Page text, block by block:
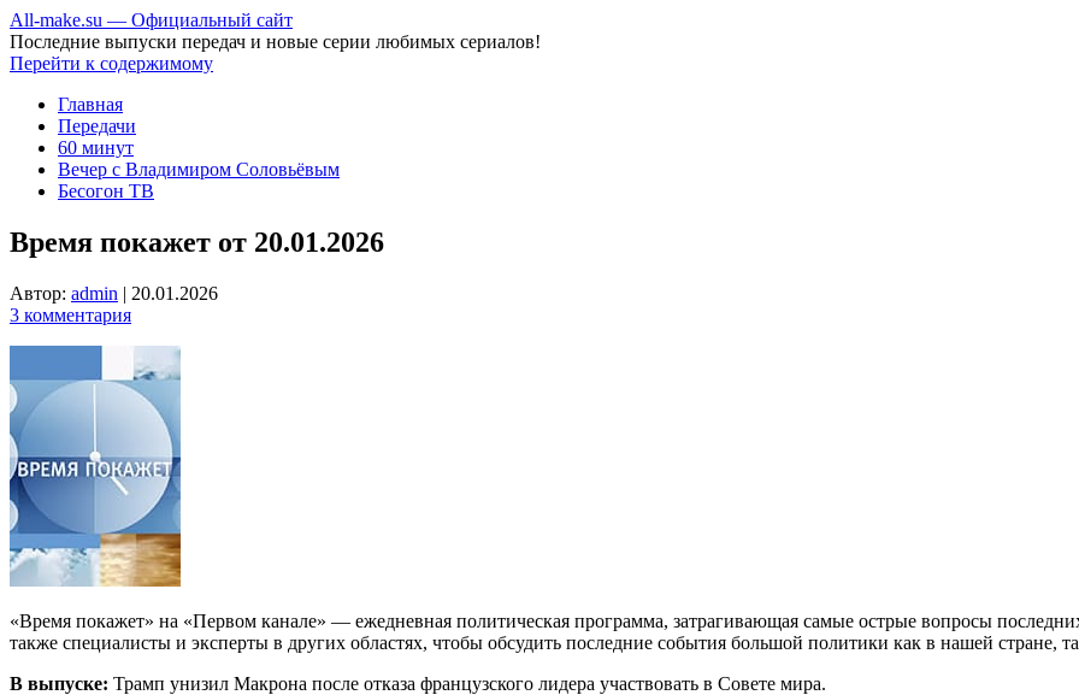
All-make.su — Официальный сайт
Последние выпуски передач и новые серии любимых сериалов!
Перейти к содержимому
Главная
Передачи
60 минут
Вечер с Владимиром Соловьёвым
Бесогон ТВ
Время покажет от 20.01.2026
Автор: admin | 20.01.2026
3 комментария
«Время покажет» на «Первом канале» — ежедневная политическая программа, затрагивающая самые острые вопросы
также специалисты и эксперты в других областях, чтобы обсудить последние события большой политики как в нашей стране,
В выпуске: Трамп унизил Макрона после отказа французского лидера участвовать в Совете мира.